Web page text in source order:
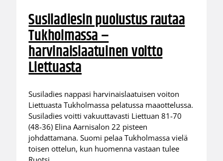
Susiladiesin puolustus rautaa
Tukholmassa –
harvinaislaatuinen voitto
Liettuasta
Susiladies nappasi harvinaislaatuisen voiton
Liettuasta Tukholmassa pelatussa maaottelussa.
Susiladies voitti vakuuttavasti Liettuan 81-70
(48-36) Elina Aarnisalon 22 pisteen
johdattamana. Suomi pelaa Tukholmassa vielä
toisen ottelun, kun huomenna vastaan tulee